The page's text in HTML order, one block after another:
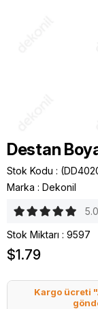
Destan
Stok Kodu
Marka : Dekonil
5.0
Stok Miktarı : 9597
$1.79
Kargo ücreti